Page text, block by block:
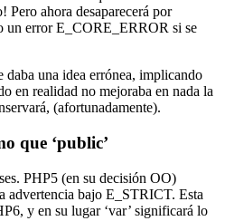
Pero ahora desaparecerá por
un error E_CORE_ERROR si se
daba una idea errónea, implicando
en realidad no mejoraba en nada la
(afortunadamente).
que ‘public’
PHP5 (en su decisión OO)
advertencia bajo E_STRICT. Esta
y en su lugar ‘var’ significará lo